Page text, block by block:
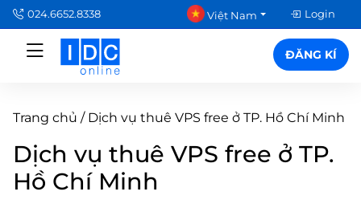
024.6652.8338 Việt Nam Login
ĐĂNG KÍ
Trang chủ / Dịch vụ thuê VPS free ở TP. Hồ Chí Minh
Dịch vụ thuê VPS free ở TP.
Hồ Chí Minh